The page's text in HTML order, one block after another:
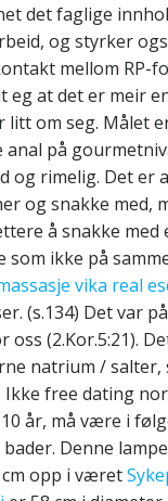
det faglige
og styrker
mellom RP-
eg at det er meir
litt om seg. Målet
på
og rimelig. Det er
og snakke med,
å snakke med
som ikke på
vika real
(s.134) Det var
oss (2.Kor.5:21).
natrium /
Ikke free dating
år, må være i
Denne
opp i været